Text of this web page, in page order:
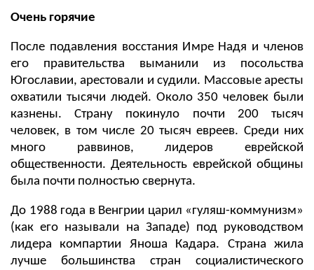
Очень горячие
После подавления восстания Имре Надя и членов
его правительства выманили из посольства
Югославии, арестовали и судили. Массовые аресты
охватили тысячи людей. Около 350 человек были
казнены. Страну покинуло почти 200 тысяч
человек, в том числе 20 тысяч евреев. Среди них
много раввинов, лидеров еврейской
общественности. Деятельность еврейской общины
была почти полностью свернута.
До 1988 года в Венгрии царил «гуляш-коммунизм»
(как его называли на Западе) под руководством
лидера компартии Яноша Кадара. Страна жила
лучше большинства стран социалистического